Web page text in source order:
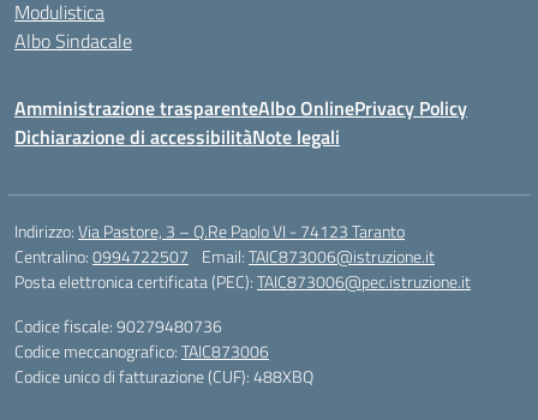
Modulistica
Albo Sindacale
Amministrazione trasparenteAlbo OnlinePrivacy Policy
Dichiarazione di accessibilitàNote legali
Indirizzo:Via Pastore, 3 – Q.Re Paolo VI - 74123 Taranto
Centralino:0994722507 Email:TAIC873006@istruzione.it
Posta elettronica certificata (PEC):TAIC873006@pec.istruzione.it
Codice fiscale: 90279480736
Codice meccanografico:TAIC873006
Codice unico di fatturazione (CUF): 488XBQ